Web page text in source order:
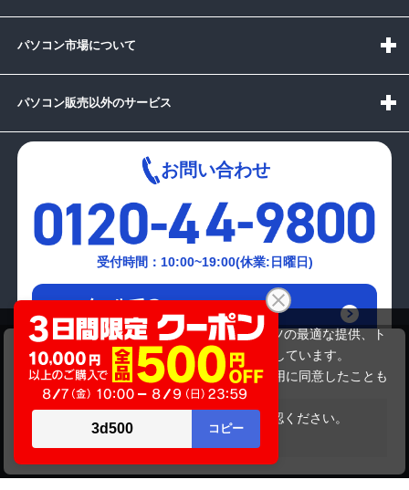
FUJITSU FMVA533BS
商品価格 38,280円
在庫がありません
パソコン市場について
パソコン販売以外のサービス
お問い合わせ
受付時間：10:00~19:00(休業:日曜日)
メールでの
お問い合わせはこちら
当サイトでは利用体験の向上およびコンテンツの最適な提供、ト
ラフィックの分析を目的としてCookieを使用しています。
サイトの閲覧を継続された場合、Cookieの利用に同意したことも
のといたします。
をご確認ください。
承諾する